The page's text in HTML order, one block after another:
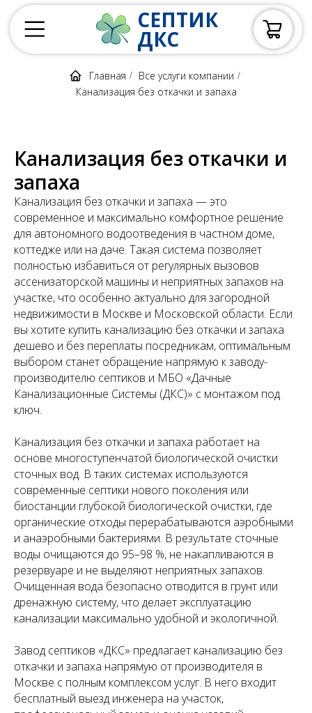
СЕПТИК
ДКС
Главная / Все услуги компании /
Канализация без откачки и запаха
Канализация без откачки и
запаха
Канализация без откачки и запаха — это
современное и максимально комфортное решение
для автономного водоотведения в частном доме,
коттедже или на даче. Такая система позволяет
полностью избавиться от регулярных вызовов
ассенизаторской машины и неприятных запахов на
участке, что особенно актуально для загородной
недвижимости в Москве и Московской области. Если
вы хотите купить канализацию без откачки и запаха
дешево и без переплаты посредникам, оптимальным
выбором станет обращение напрямую к заводу-
производителю септиков и МБО «Дачные
Канализационные Системы (ДКС)» с монтажом под
ключ.
Канализация без откачки и запаха работает на
основе многоступенчатой биологической очистки
сточных вод. В таких системах используются
современные септики нового поколения или
биостанции глубокой биологической очистки, где
органические отходы перерабатываются аэробными
и анаэробными бактериями. В результате сточные
воды очищаются до 95–98 %, не накапливаются в
резервуаре и не выделяют неприятных запахов.
Очищенная вода безопасно отводится в грунт или
дренажную систему, что делает эксплуатацию
канализации максимально удобной и экологичной.
Завод септиков «ДКС» предлагает канализацию без
откачки и запаха напрямую от производителя в
Москве с полным комплексом услуг. В него входит
бесплатный выезд инженера на участок,